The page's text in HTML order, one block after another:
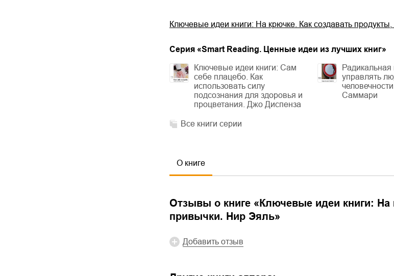
Ключевые идеи книги: На крючке. Как создавать
Cерия «Smart Reading. Ценные идеи из лучших книг»
Ключевые идеи книги: Сам
себе плацебо. Как
использовать силу
подсознания для здоровья и
процветания. Джо Диспенза
управлять
Саммари
Все книги серии
О книге
Отзывы о книге « Ключевые идеи книги:
привычки. Нир Эяль»
Добавить отзыв